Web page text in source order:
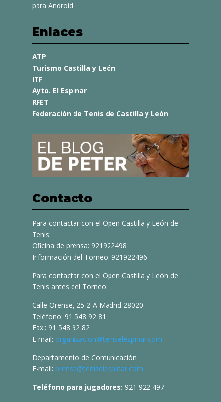
para Android
Enlaces
ATP
Turismo Castilla y León
ITF
Ayto. El Espinar
RFET
Federación de Tenis de Castilla y León
Contacto
Para contactar con el Open Castilla y León de
Tenis:
Oficina de prensa: 921922498
Información del Torneo: 921922496
Para contactar con el Open Castilla y León de
Tenis antes del Torneo:
Calle Orense, 25 2-A Madrid 28020
Teléfono: 91 548 92 81
Fax.: 91 548 92 82
E-mail: organizacion@teniselespinar.com
Departamento de Comunicación
E-mail: prensa@teniselespinar.com
Teléfono para jugadores: 921 922 497